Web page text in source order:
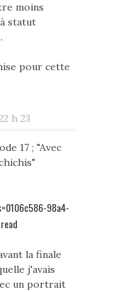
moins
statut
pour cette
h 23
17 ; "Avec
98a4-
la finale
j'avais
un portrait